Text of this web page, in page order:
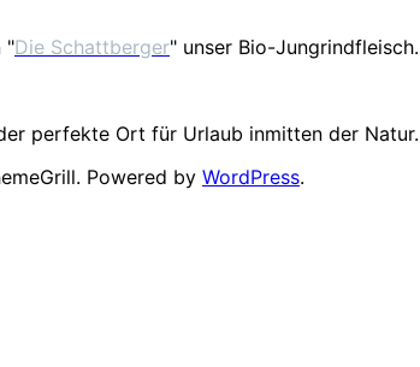
"Die Schattberger" unser Bio-Jungrindfleisch.
perfekte Ort für Urlaub inmitten der Natur.
Powered by WordPress.